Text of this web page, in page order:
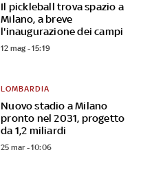
Il pickleball trova spazio a
Milano, a breve
l'inaugurazione dei campi
12 mag - 15:19
Nuovo stadio a Milano
pronto nel 2031, progetto
da 1,2 miliardi
LOMBARDIA
25 mar - 10:06